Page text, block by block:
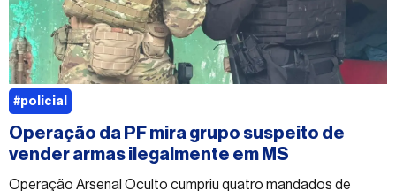
Operação da PF mira grupo suspeito de
vender armas ilegalmente em MS
Operação Arsenal Oculto cumpriu quatro mandados de
#policial